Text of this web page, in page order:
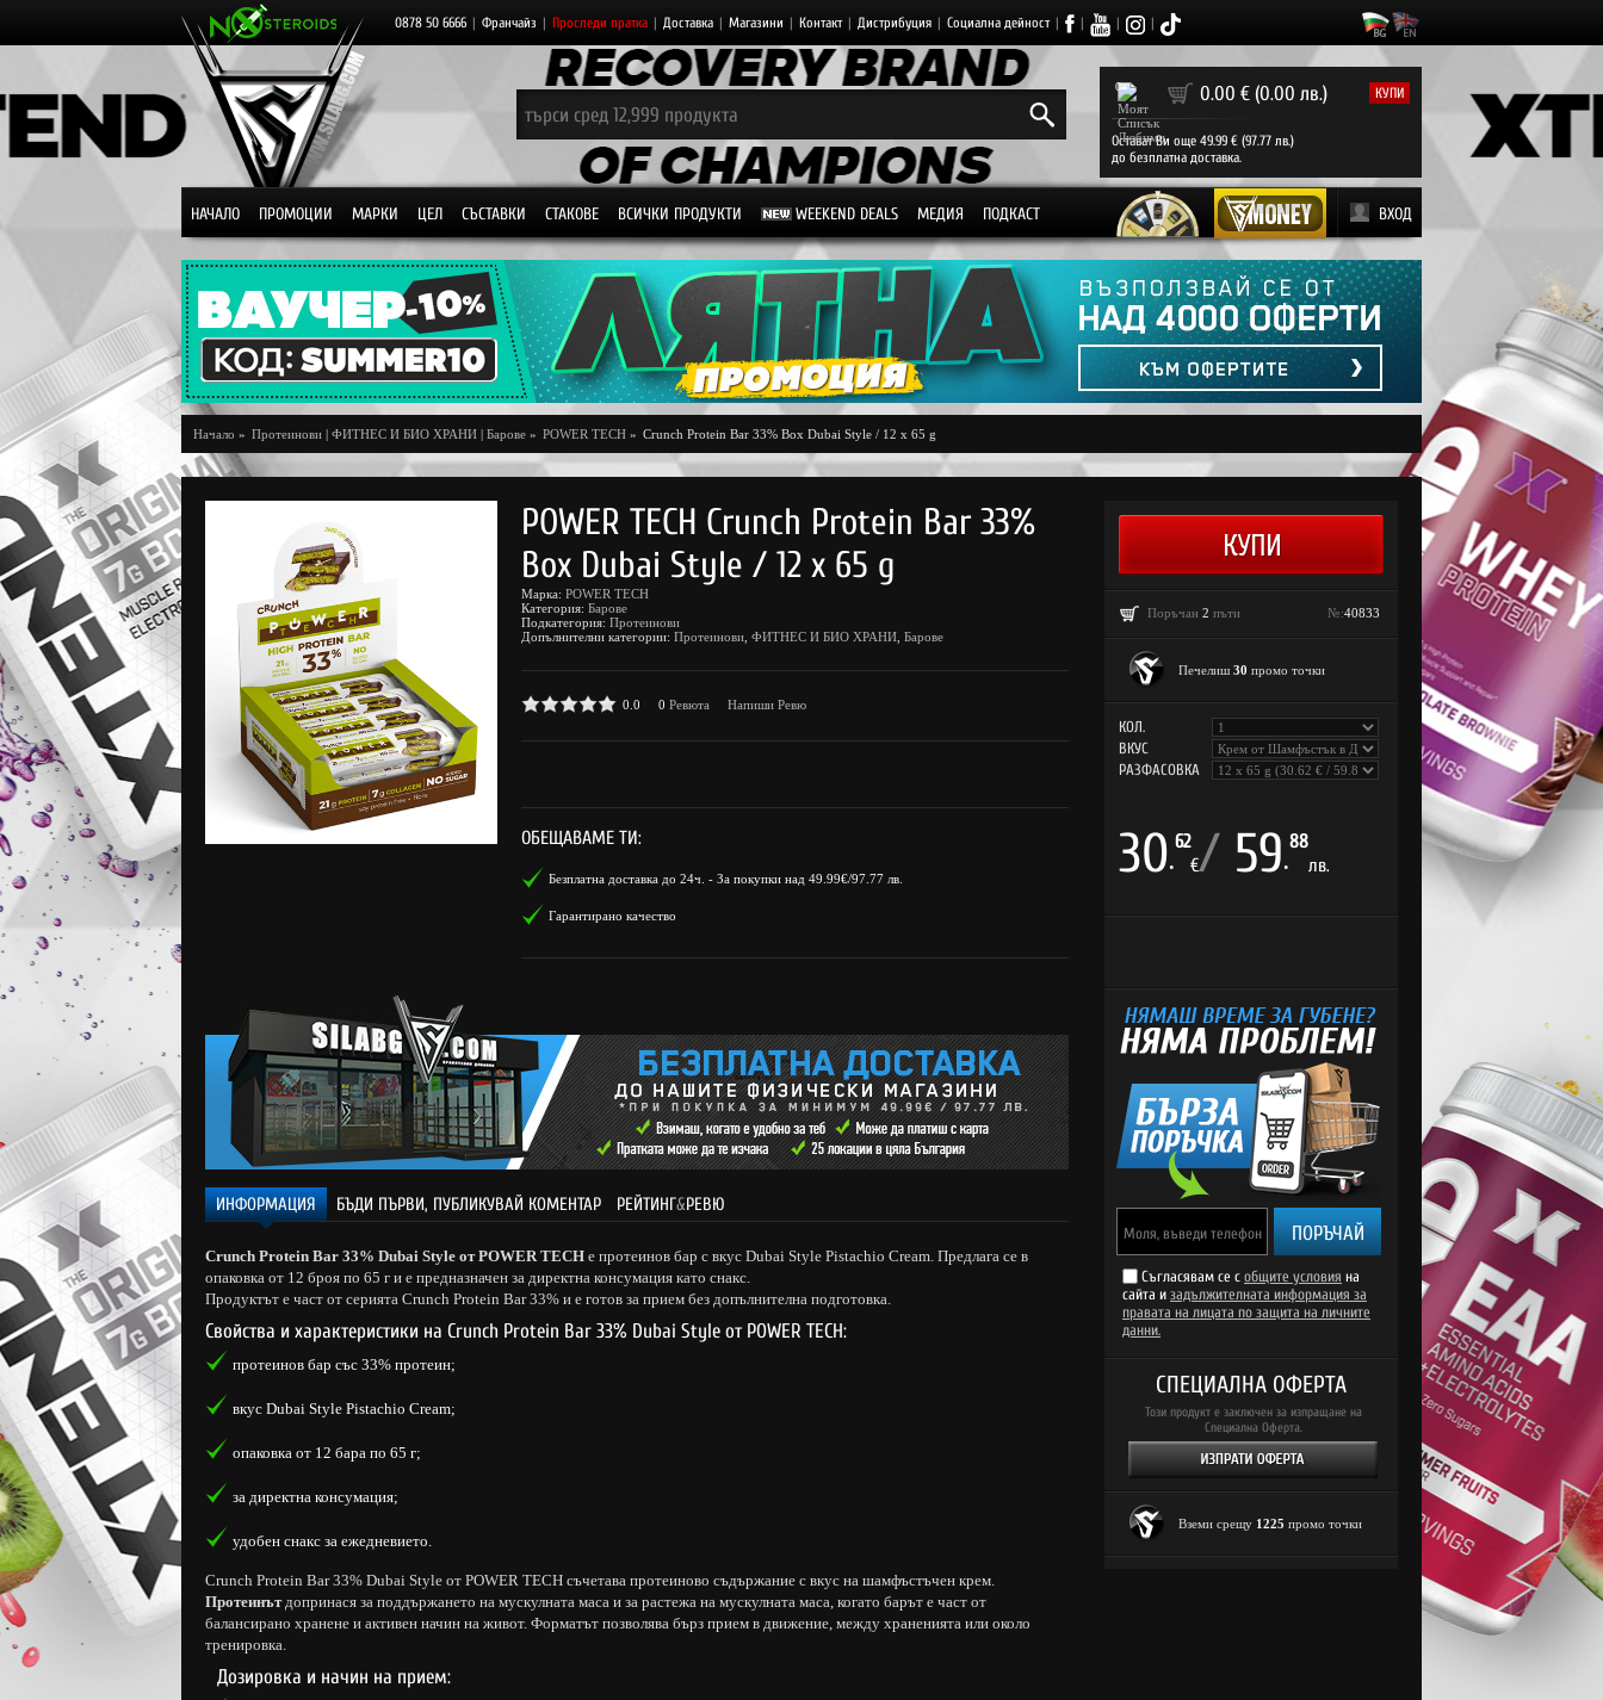
0878 50 6666 | Франчайз | Проследи пратка | Доставка | Магазини | Контакт | Дистрибуция | Социална дейност | | | |
0 0.00 € (0.00 лв.) КУПИ
Остават Ви още 49.99 € (97.77 лв.)
до безплатна доставка.
НАЧАЛО ПРОМОЦИИ МАРКИ ЦЕЛ СЪСТАВКИ СТАКОВЕ ВСИЧКИ ПРОДУКТИ WEEKEND DEALS МЕДИЯ ПОДКАСТ ВХОД
Начало » Протеинови | ФИТНЕС И БИО ХРАНИ | Барове » POWER TECH » Crunch Protein Bar 33% Box Dubai Style / 12 x 65 g
POWER TECH Crunch Protein Bar 33%
Box Dubai Style / 12 x 65 g
Марка: POWER TECH
Категория: Барове
Подкатегория: Протеинови
Допълнителни категории: Протеинови ФИТНЕС И БИО ХРАНИ Барове
0.0 0 Ревюта Напиши Ревю
ОБЕЩАВАМЕ ТИ:
Безплатна доставка до 24ч. - За покупки над 49.99€/97.77 лв.
Гарантирано качество
ИНФОРМАЦИЯ БЪДИ ПЪРВИ, ПУБЛИКУВАЙ КОМЕНТАР РЕЙТИНГ&РЕВЮ
Crunch Protein Bar 33% Dubai Style от POWER TECH е протеинов бар с вкус Dubai Style Pistachio Cream. Предлага се в
опаковка от 12 броя по 65 г и е предназначен за директна консумация като снакс.
Продуктът е част от серията Crunch Protein Bar 33% и е готов за прием без допълнителна подготовка.
Свойства и характеристики на Crunch Protein Bar 33% Dubai Style от POWER TECH:
протеинов бар със 33% протеин;
вкус Dubai Style Pistachio Cream;
опаковка от 12 бара по 65 г;
за директна консумация;
удобен снакс за ежедневието.
Crunch Protein Bar 33% Dubai Style от POWER TECH съчетава протеиново съдържание с вкус на шамфъстъчен крем.
Протеинътдопринася за поддържането на мускулната маса и за растежа на мускулната маса, когато барът е част от
балансирано хранене и активен начин на живот. Форматът позволява бърз прием в движение, между храненията или около
тренировка.
Дозировка и начин на прием:
Поръчан 2 пъти №:40833
Печелиш 30 промо точки
КОЛ.
ВКУС
РАЗФАСОВКА
30.
62
€/ 59.
88
лв.
ПОРЪЧАЙ
Съгласявам се с общите условия на
сайта и задължителната информация за
правата на лицата по защита на личните
данни.
СПЕЦИАЛНА ОФЕРТА
Този продукт е заключен за изпращане на
Специална Оферта.
Вземи срещу 1225 промо точки